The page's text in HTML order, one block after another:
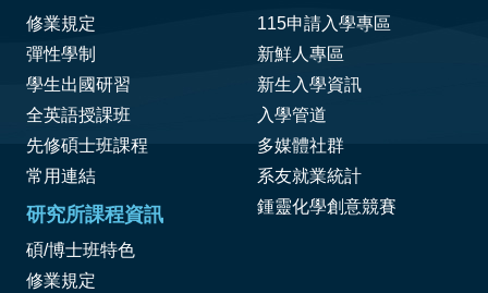
修業規定
彈性學制
學生出國研習
全英語授課班
先修碩士班課程
常用連結
研究所課程資訊
碩/博士班特色
修業規定
115申請入學專區
新鮮人專區
新生入學資訊
入學管道
多媒體社群
系友就業統計
鍾靈化學創意競賽